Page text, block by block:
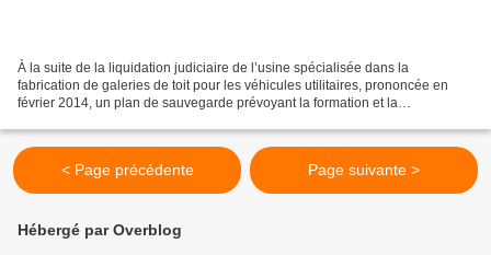
À la suite de la liquidation judiciaire de l’usine spécialisée dans la
fabrication de galeries de toit pour les véhicules utilitaires, prononcée en
février 2014, un plan de sauvegarde prévoyant la formation et la
< Page précédente Page suivante >
Hébergé par Overblog